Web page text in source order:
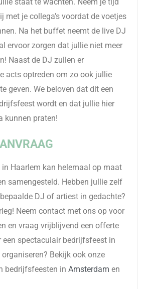
met je collega’s voordat de voetjes
Na het buffet neemt de live DJ
ervoor zorgen dat jullie niet meer
Naast de DJ zullen er
acts optreden om zo ook jullie
geven. We beloven dat dit een
wordt en dat jullie hier
kunnen praten!
Haarlem kan helemaal op maat
samengesteld. Hebben jullie zelf
DJ of artiest in gedachte?
Neem contact met ons op voor
en vraag vrijblijvend een offerte
een spectaculair bedrijfsfeest in
Bekijk ook onze
bedrijfsfeesten in Amsterdam en